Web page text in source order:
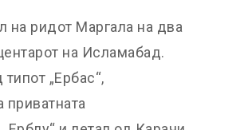
на ридот Маргала на два
на Исламабад.
„Ербас“,
приватната